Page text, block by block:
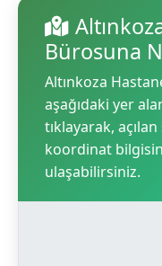
Bürosuna
Altınkoza
aşağıdaki yer
tıklayarak,
koordinat
ulaşabilirsiniz.